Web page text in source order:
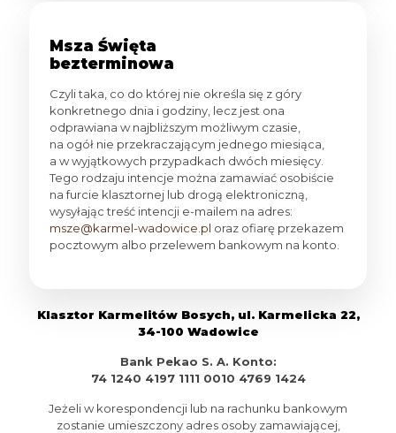
Msza Święta
bezterminowa
Czyli taka, co do której nie określa się z góry
konkretnego dnia i godziny, lecz jest ona
odprawiana w najbliższym możliwym czasie,
na ogół nie przekraczającym jednego miesiąca,
a w wyjątkowych przypadkach dwóch miesięcy.
Tego rodzaju intencje można zamawiać osobiście
na furcie klasztornej lub drogą elektroniczną,
wysyłając treść intencji e-mailem na adres:
msze@karmel-wadowice.pl oraz ofiarę przekazem
pocztowym albo przelewem bankowym na konto.
Klasztor Karmelitów Bosych, ul. Karmelicka 22,
34-100 Wadowice
Bank Pekao S. A. Konto:
74 1240 4197 1111 0010 4769 1424
Jeżeli w korespondencji lub na rachunku bankowym
zostanie umieszczony adres osoby zamawiającej,